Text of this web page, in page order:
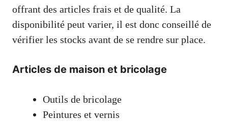
offrant des articles frais et de qualité. La
disponibilité peut varier, il est donc conseillé de
vérifier les stocks avant de se rendre sur place.
Articles de maison et bricolage
Outils de bricolage
Peintures et vernis